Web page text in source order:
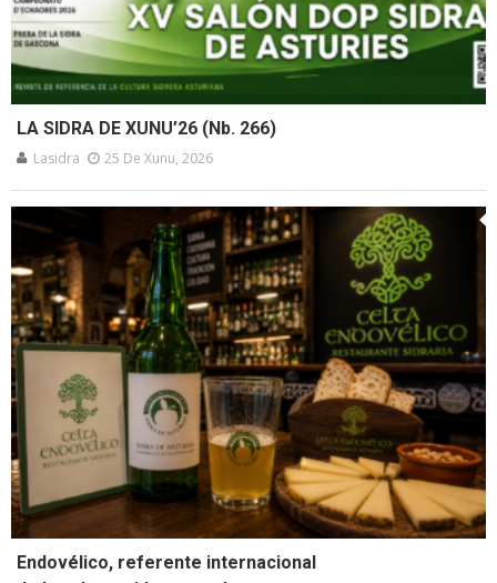
LA SIDRA DE XUNU’26 (Nb. 266)
Lasidra 25 De Xunu, 2026
Endovélico, referente internacional